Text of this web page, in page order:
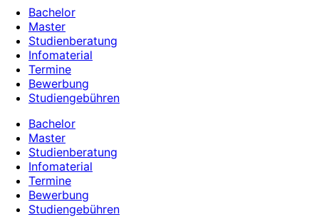
Bachelor
Master
Studienberatung
Infomaterial
Termine
Bewerbung
Studiengebühren
Bachelor
Master
Studienberatung
Infomaterial
Termine
Bewerbung
Studiengebühren